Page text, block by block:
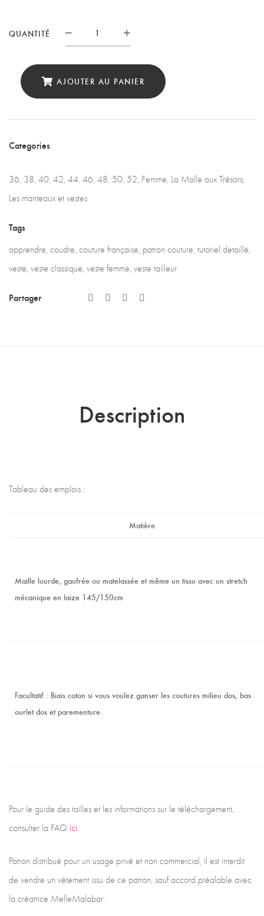
QUANTITÉ Quantité
AJOUTER AU PANIER
Categories
36, 38, 40, 42, 44, 46, 48, 50, 52, Femme, La Malle aux Trésors,
Les manteaux et vestes
Tags
apprendre, coudre, couture française, patron couture, tutoriel detaillé,
veste, veste classique, veste femme, veste tailleur
Partager
Description
Tableau des emplois :
Matière
Maille lourde, gaufrée ou matelassée et même un tissu avec un stretch
mécanique en laize 145/150cm
Facultatif : Biais coton si vous voulez ganser les coutures milieu dos, bas
ourlet dos et parementure
Pour le guide des tailles et les informations sur le téléchargement,
consulter la FAQ ici.
Patron distribué pour un usage privé et non commercial, il est interdit
de vendre un vêtement issu de ce patron, sauf accord préalable avec
la créatrice MelleMalabar.